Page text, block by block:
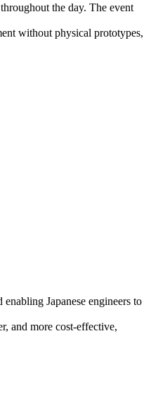
the day. The event
without physical prototypes,
Japanese engineers to
and more cost-effective,